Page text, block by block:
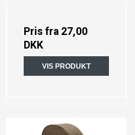
Pris fra 27,00
DKK
VIS PRODUKT